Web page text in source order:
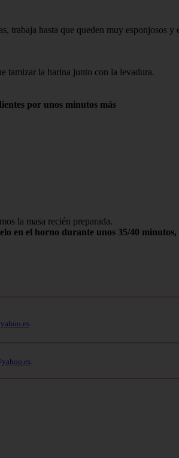
trabaja hasta que queden muy esponjosos y
tamizar la harina junto con la levadura.
por unos minutos más
la masa recién preparada.
en el horno durante unos 35/40 minutos,
.
.